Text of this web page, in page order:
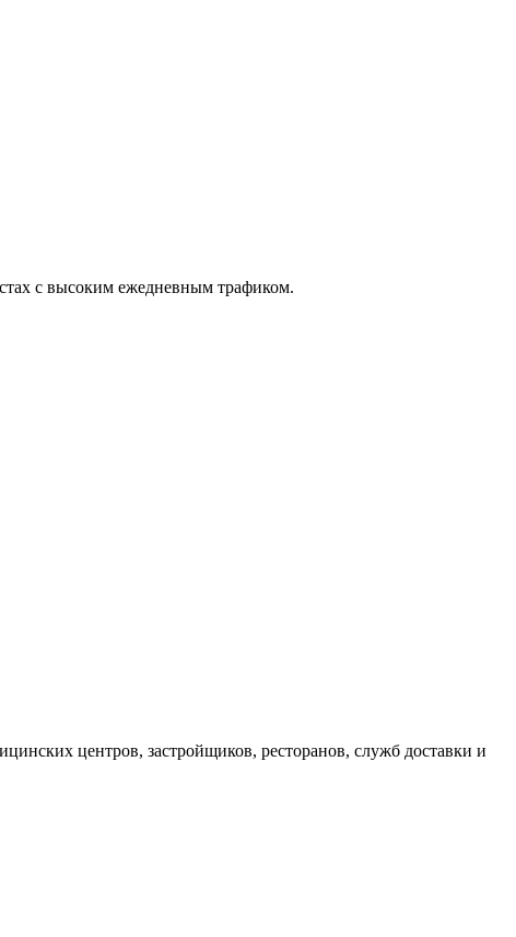
с высоким ежедневным трафиком.
центров, застройщиков, ресторанов, служб доставки и